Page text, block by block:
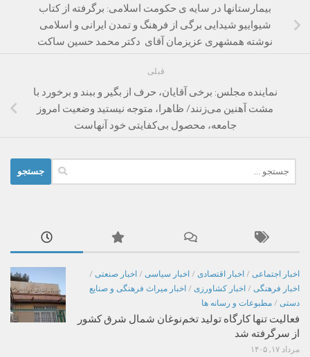
بیمارستانها در سایه ی حکومت اسلامی: برگرفته از کتاب
شیواییو شیدایی برگی از فرهنگ و تمدن ایرانی و اسلامی
نوشته همشهری عزیزمان آقای دکتر محمد حسین ساکت
قبلی
نماینده مجلس: برخی آقایان، حرف از بگیر و ببند و برخورد با
مشت آهنین می‌زنند/ ظاهرا، متوجه نیستید وضعیت امروز
جامعه، محصول بی‌کفایتی خود آنهاست
برای:
اخبار اجتماعی / اخبار اقتصادی / اخبار سیاسی / اخبار صنعتی /
اخبار فرهنگی / اخبار کشاورزی / اخبار میراث فرهنگی و صنایع
دستی / مطبوعات و رسانه ها
فعالیت تنها کارگاه تولید تخم‌نوغان شمال شرق کشور
از سرگرفته شد
مرداد ۱۷, ۱۴۰۵